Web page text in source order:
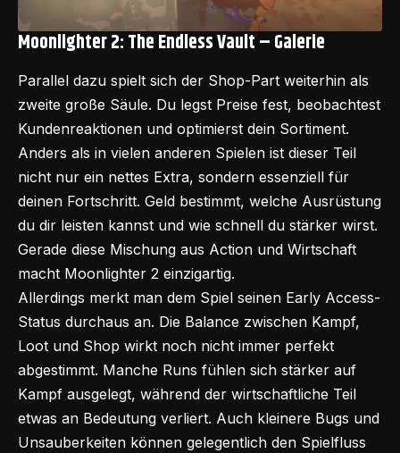
Moonlighter 2: The Endless Vault – Galerie
Parallel dazu spielt sich der Shop-Part weiterhin als
zweite große Säule. Du legst Preise fest, beobachtest
Kundenreaktionen und optimierst dein Sortiment.
Anders als in vielen anderen Spielen ist dieser Teil
nicht nur ein nettes Extra, sondern essenziell für
deinen Fortschritt. Geld bestimmt, welche Ausrüstung
du dir leisten kannst und wie schnell du stärker wirst.
Gerade diese Mischung aus Action und Wirtschaft
macht Moonlighter 2 einzigartig.
Allerdings merkt man dem Spiel seinen Early Access-
Status durchaus an. Die Balance zwischen Kampf,
Loot und Shop wirkt noch nicht immer perfekt
abgestimmt. Manche Runs fühlen sich stärker auf
Kampf ausgelegt, während der wirtschaftliche Teil
etwas an Bedeutung verliert. Auch kleinere Bugs und
Unsauberkeiten können gelegentlich den Spielfluss